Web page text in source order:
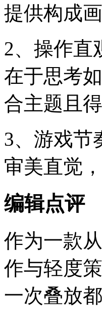
提供构成
2、操作直
在于思考
合主题且
3、游戏节
审美直觉
编辑点评
作为一款
作与轻度
一次叠放